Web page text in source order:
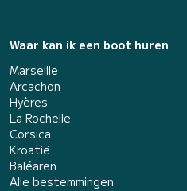
Waar kan ik een boot huren
Marseille
Arcachon
Hyères
La Rochelle
Corsica
Kroatië
Baléaren
Alle bestemmingen